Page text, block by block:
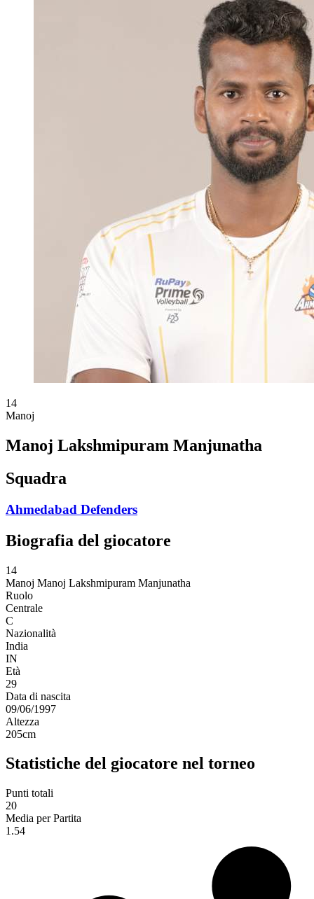
14
Manoj
Manoj Lakshmipuram Manjunatha
Squadra
Ahmedabad Defenders
Biografia del giocatore
14
Manoj Manoj Lakshmipuram Manjunatha
Ruolo
Centrale
C
Nazionalità
India
IN
Età
29
Data di nascita
09/06/1997
Altezza
205cm
Statistiche del giocatore nel torneo
Punti totali
20
Media per Partita
1.54